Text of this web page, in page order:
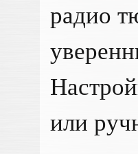
радио
или